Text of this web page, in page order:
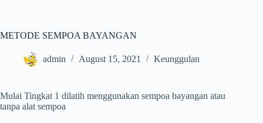
METODE SEMPOA BAYANGAN
admin August 15, 2021 Keunggulan
Mulai Tingkat 1 dilatih menggunakan sempoa bayangan atau
tanpa alat sempoa